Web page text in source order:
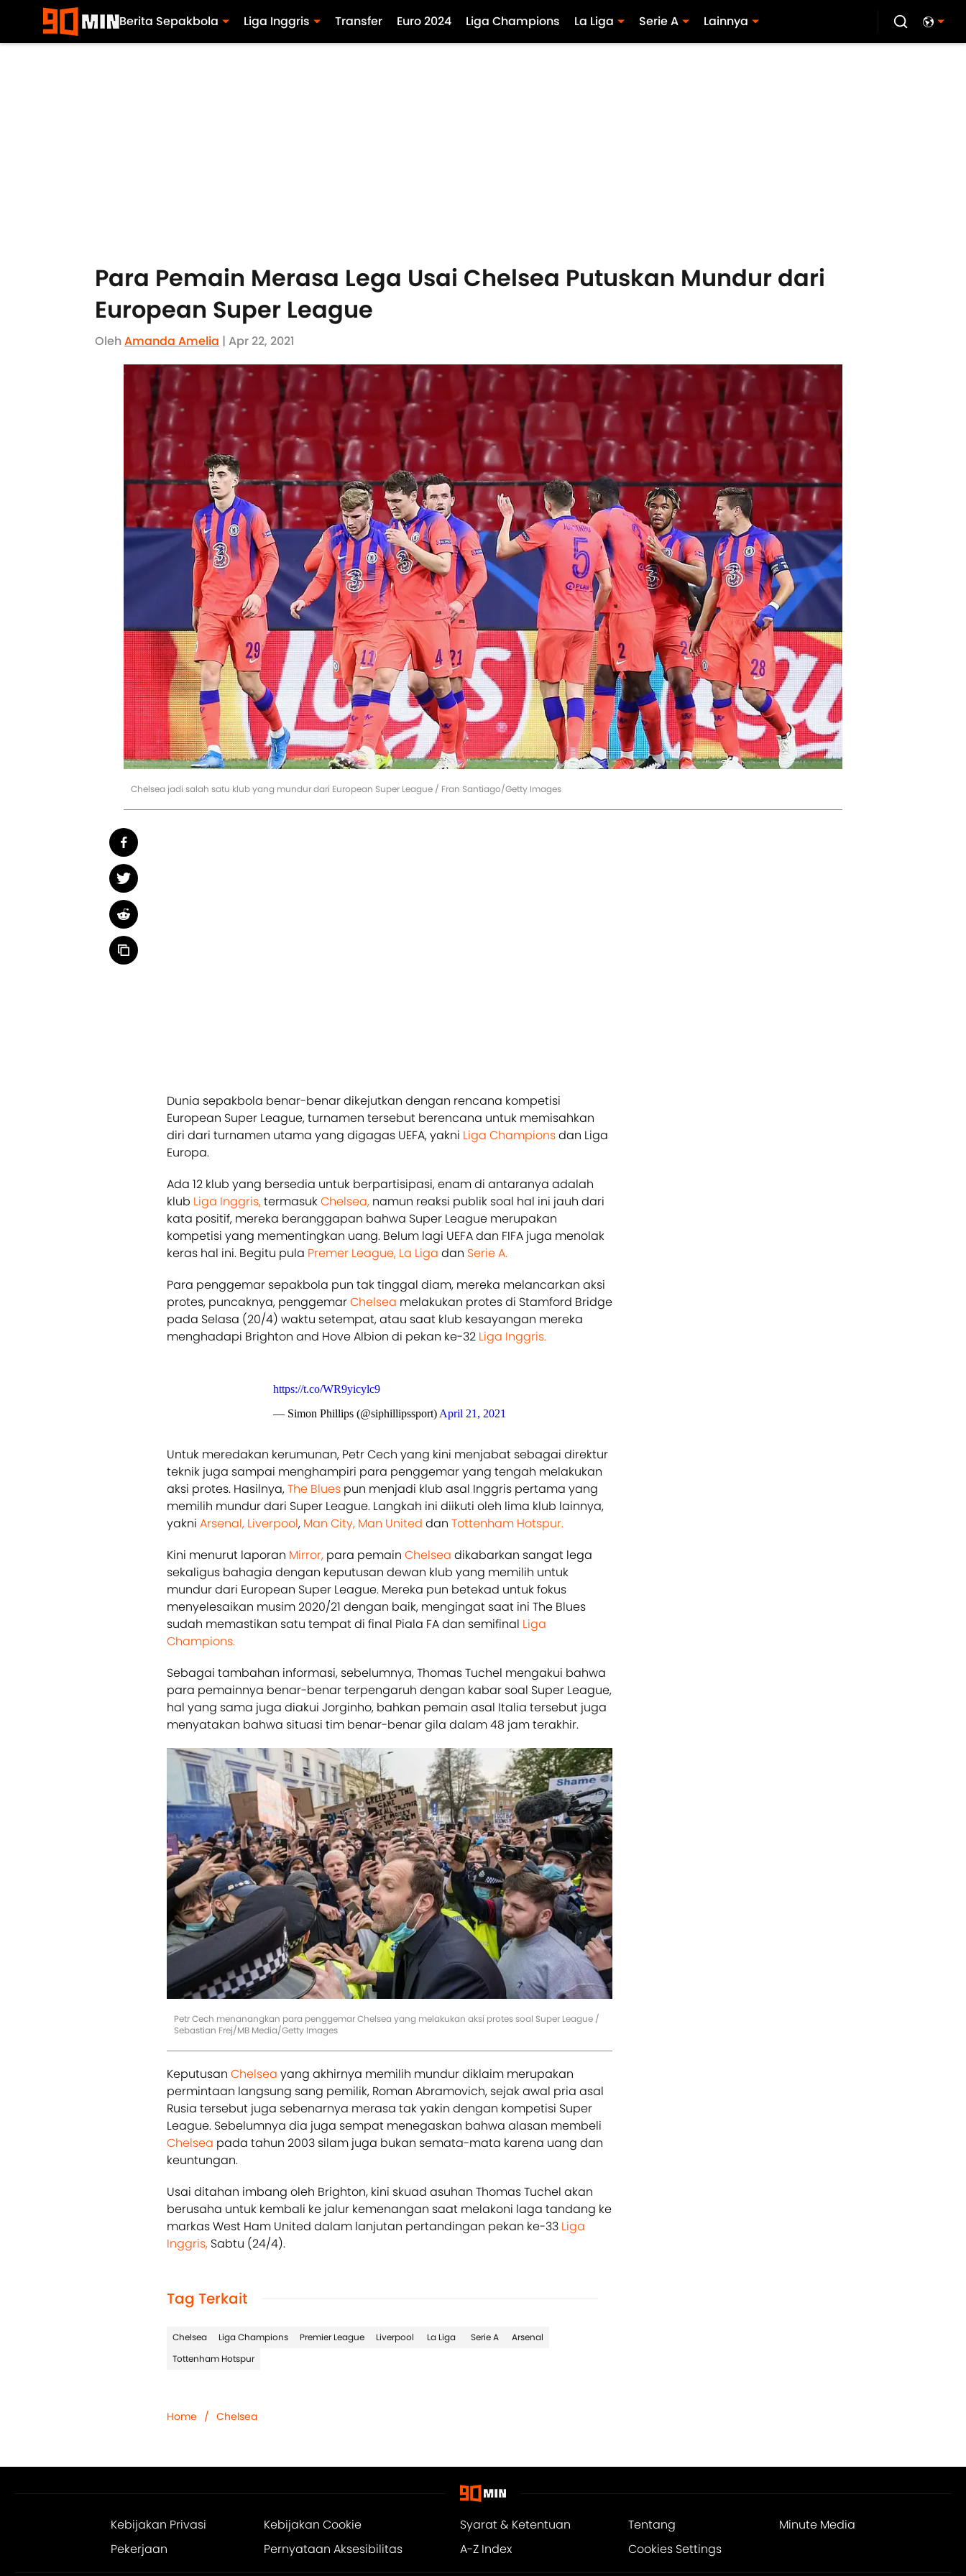
Berita Sepakbola Liga Inggris Transfer Euro 2024 Liga Champions La Liga Serie A Lainnya
Para Pemain Merasa Lega Usai Chelsea Putuskan Mundur dari
European Super League
OlehAmanda Amelia | Apr 22, 2021
Chelsea jadi salah satu klub yang mundur dari European Super League / Fran Santiago/Getty Images
Dunia sepakbola benar-benar dikejutkan dengan rencana kompetisi
European Super League, turnamen tersebut berencana untuk memisahkan
diri dari turnamen utama yang digagas UEFA, yakni Liga Championsdan Liga
Europa.
Ada 12 klub yang bersedia untuk berpartisipasi, enam di antaranya adalah
klub Liga Inggris,termasukChelsea, namun reaksi publik soal hal ini jauh dari
kata positif, mereka beranggapan bahwa Super League merupakan
kompetisi yang mementingkan uang. Belum lagi UEFA dan FIFA juga menolak
keras hal ini. Begitu pula Premer League, La Liga dan Serie A.
Para penggemar sepakbola pun tak tinggal diam, mereka melancarkan aksi
protes, puncaknya, penggemarChelsea melakukan protes di Stamford Bridge
pada Selasa (20/4) waktu setempat, atau saat klub kesayangan mereka
menghadapi Brighton and Hove Albion di pekan ke-32 Liga Inggris.
https://t.co/WR9yicylc9
— Simon Phillips (@siphillipssport) April 21, 2021
Untuk meredakan kerumunan, Petr Cech yang kini menjabat sebagai direktur
teknik juga sampai menghampiri para penggemar yang tengah melakukan
aksi protes. Hasilnya,The Blues pun menjadi klub asal Inggris pertama yang
memilih mundur dari Super League. Langkah ini diikuti oleh lima klub lainnya,
yakni Arsenal, Liverpool, Man City, Man United dan Tottenham Hotspur.
Kini menurut laporan Mirror, para pemain Chelsea dikabarkan sangat lega
sekaligus bahagia dengan keputusan dewan klub yang memilih untuk
mundur dari European Super League. Mereka pun betekad untuk fokus
menyelesaikan musim 2020/21 dengan baik, mengingat saat ini The Blues
sudah memastikan satu tempat di final Piala FA dan semifinal Liga
Champions.
Sebagai tambahan informasi, sebelumnya, Thomas Tuchel mengakui bahwa
para pemainnya benar-benar terpengaruh dengan kabar soal Super League,
hal yang sama juga diakui Jorginho, bahkan pemain asal Italia tersebut juga
menyatakan bahwa situasi tim benar-benar gila dalam 48 jam terakhir.
Petr Cech menanangkan para penggemar Chelsea yang melakukan aksi protes soal Super League /
Sebastian Frej/MB Media/Getty Images
Keputusan Chelsea yang akhirnya memilih mundur diklaim merupakan
permintaan langsung sang pemilik, Roman Abramovich, sejak awal pria asal
Rusia tersebut juga sebenarnya merasa tak yakin dengan kompetisi Super
League. Sebelumnya dia juga sempat menegaskan bahwa alasan membeli
Chelsea pada tahun 2003 silam juga bukan semata-mata karena uang dan
keuntungan.
Usai ditahan imbang oleh Brighton, kini skuad asuhan Thomas Tuchel akan
berusaha untuk kembali ke jalur kemenangan saat melakoni laga tandang ke
markas West Ham United dalam lanjutan pertandingan pekan ke-33 Liga
Inggris, Sabtu (24/4).
Tag Terkait
Chelsea Liga Champions Premier League Liverpool La Liga Serie A
Arsenal
Tottenham Hotspur
Home / Chelsea
Kebijakan Privasi Kebijakan Cookie Syarat & Ketentuan Tentang
Minute Media
Pekerjaan
Pernyataan Aksesibilitas A-Z Index Cookies Settings